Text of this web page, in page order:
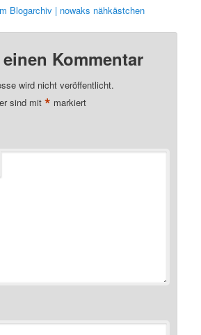
Blogarchiv | nowaks nähkästchen
Kommentar
wird nicht veröffentlicht.
sind mit* markiert